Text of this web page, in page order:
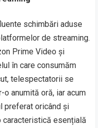
schimbări aduse
de streaming.
Prime Video și
în care consumăm
telespectatorii se
anumită oră, iar acum
preferat oricând și
caracteristică esențială